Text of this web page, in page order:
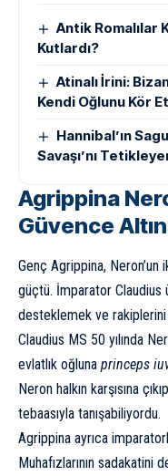
Antik Romalılar
Kutlardı?
Atinalı İrini:
Kendi Oğlunu Kör
Hannibal’ın
Savaşı’nı
Agrippina
Güvence
Genç Agrippina,
güçtü. İmparator Claudius
desteklemek ve rakiplerini
Claudius MS 50 yılında
evlatlık oğluna princeps
Neron halkın karşısına
tebaasıyla tanışabiliyordu.
Agrippina ayrıca
Muhafızlarının